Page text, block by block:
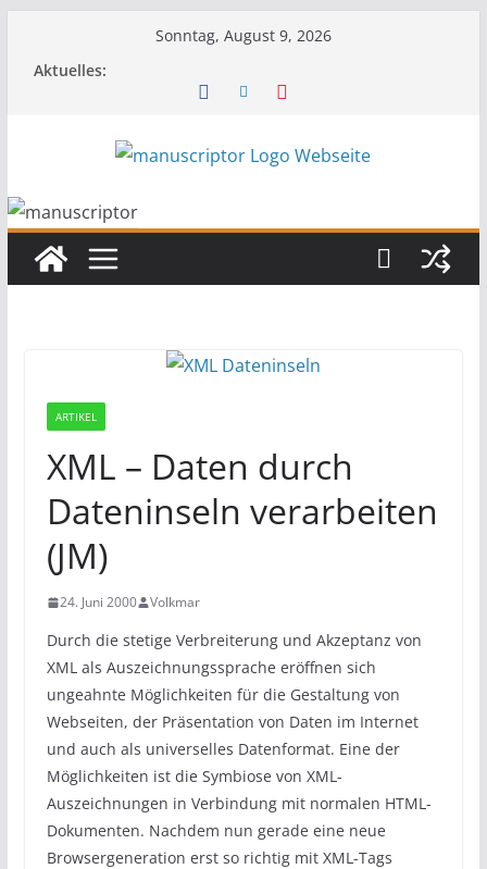
Sonntag, August 9, 2026
Aktuelles:
ARTIKEL
XML – Daten durch
Dateninseln verarbeiten
(JM)
24. Juni 2000 Volkmar
Durch die stetige Verbreiterung und Akzeptanz von
XML als Auszeichnungssprache eröffnen sich
ungeahnte Möglichkeiten für die Gestaltung von
Webseiten, der Präsentation von Daten im Internet
und auch als universelles Datenformat. Eine der
Möglichkeiten ist die Symbiose von XML-
Auszeichnungen in Verbindung mit normalen HTML-
Dokumenten. Nachdem nun gerade eine neue
Browsergeneration erst so richtig mit XML-Tags